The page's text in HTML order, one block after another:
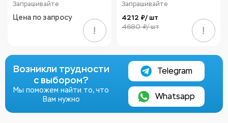
Запрашивайте
Цена по запросу
!
Запрашивайте
4212 ₽/ шт
4680 ₽/ шт !
Возникли трудности
с выбором?
Мы поможем найти то, что
Вам нужно
Telegram
Whatsapp